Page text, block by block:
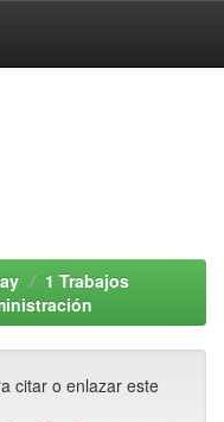
1 Trabajos
citar o enlazar este